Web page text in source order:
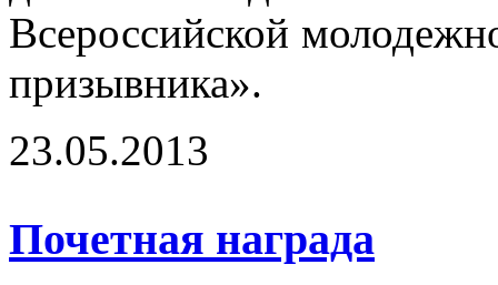
Всероссийской
призывника».
23.05.2013
Почетная награда